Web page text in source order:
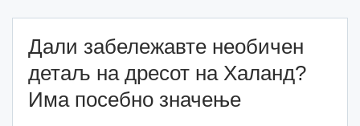
Дали забележавте необичен
детаљ на дресот на Халанд?
Има посебно значење